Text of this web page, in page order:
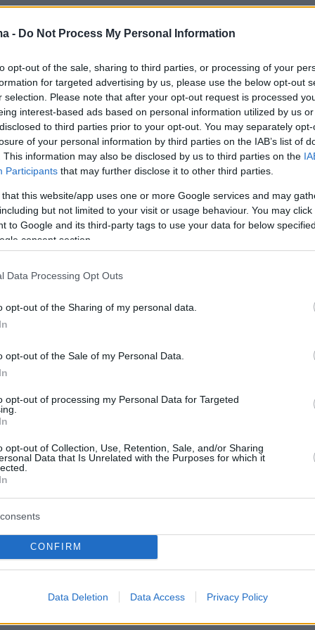
- Do Not Process My Personal Information
opt-out of the sale, sharing to third parties, or processing of your
for targeted advertising by us, please use the below opt-out
selection. Please note that after your opt-out request is processed
interest-based ads based on personal information utilized by us
to third parties prior to your opt-out. You may separately
of your personal information by third parties on the IAB’s list of
This information may also be disclosed by us to third parties on the
Participants that may further disclose it to other third parties.
that this website/app uses one or more Google services and may
but not limited to your visit or usage behaviour. You may
to Google and its third-party tags to use your data for below
consent section.
Data Processing Opt Outs
opt-out of the Sharing of my personal data.
opt-out of the Sale of my Personal Data.
opt-out of processing my Personal Data for Targeted
opt-out of Collection, Use, Retention, Sale, and/or Sharing
Data that Is Unrelated with the Purposes for which it
CONFIRM
Data Deletion Data Access Privacy Policy
να εκφράσουνφόβους, ντροπή ή
μπορούν να σταματήσουν, να αλλάξουν
οποιαδήποτε στιγμή. Παράλληλα, η
και καταγραφής σκέψεων
και την ψυχοεκπαίδευση , ιδιαίτερα σε
άγχος, νεαρούς ενήλικες και όσους
περιοχές ή αντιμετωπίζουν
προειδοποιούν για κρυφούς κινδύνους.
από ψηφιακούς συνομιλητές μπορεί
μια μονοσήμαντη «ψηφιακή σχέση», που
ασφάλειας δεν αντικαθιστά τη
θεραπευτικής σχέσης.
Νικολίνα Στρατηγάκη
, η οποία μας ανέφερε
ιστορίες για το δικό του δράμα. Κι αυτή η
είναι πολύτιμη για ανθρώπους που
τραύματα ή κοινωνική απομόνωση. Νιώθουν
ίσως— ελεύθεροι να εκφραστούν, χωρίς
ότι θα πληγώσουν, θα γελοιοποιηθούν ή θα
Όπως έχουν δείξει και επιστημονικές
και η προβλεψιμότητα ενός
μπορεί να προσφέρει ένα είδος
— κάτι που δύσκολα εξασφαλίζεται